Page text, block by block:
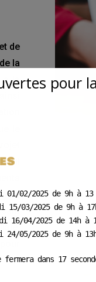
de
la
à la
le
du
pour
01/02/2025 de 9h à 13
15/03/2025 de 9h à
16/04/2025 de 14h à
24/05/2025 de 9h à
fermera dans 15